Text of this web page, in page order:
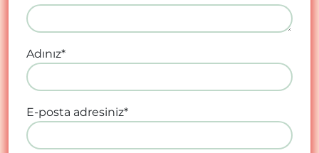
Adınız*
E-posta adresiniz*